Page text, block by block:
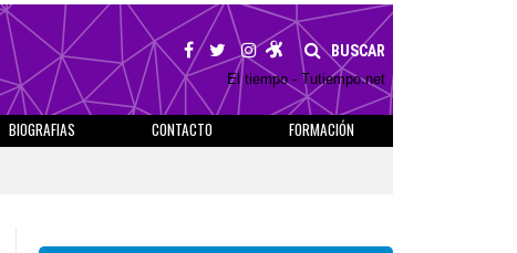
BUSCAR
El tiempo - Tutiempo.net
BIOGRAFIAS CONTACTO
FORMACIÓN